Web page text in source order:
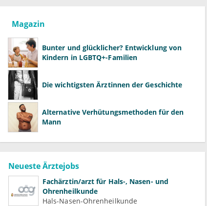
Magazin
Bunter und glücklicher? Entwicklung von
Kindern in LGBTQ+-Familien
Die wichtigsten Ärztinnen der Geschichte
Alternative Verhütungsmethoden für den
Mann
Neueste Ärztejobs
Fachärztin/arzt für Hals-, Nasen- und
Ohrenheilkunde
Hals-Nasen-Ohrenheilkunde